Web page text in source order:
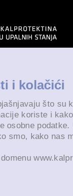
i kolačići
što
koriste i
osobne
smo, kako nas